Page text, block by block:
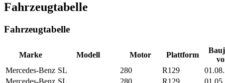
Fahrzeugtabelle
Fahrzeugtabelle
Marke Modell Motor Plattform
Mercedes-Benz SL 280 R129
Mercedes-Benz SL 280 R129